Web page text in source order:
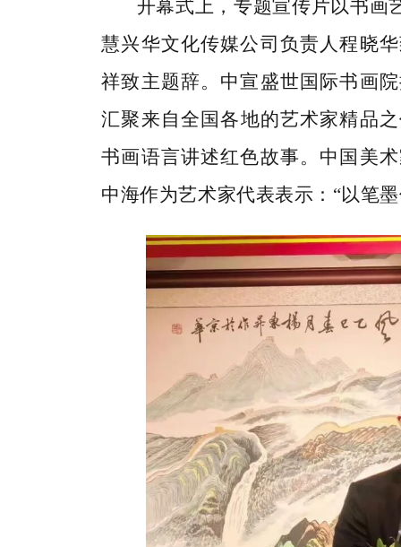
开幕式上，专题宣传片以书画
慧兴华文化传媒公司负责人程晓
祥致主题辞。 中宣盛世国际书画
汇聚来自全国各地的艺术家精品
书画语言讲述红色故事。 中国美
中海作为艺术家代表表示： “以笔